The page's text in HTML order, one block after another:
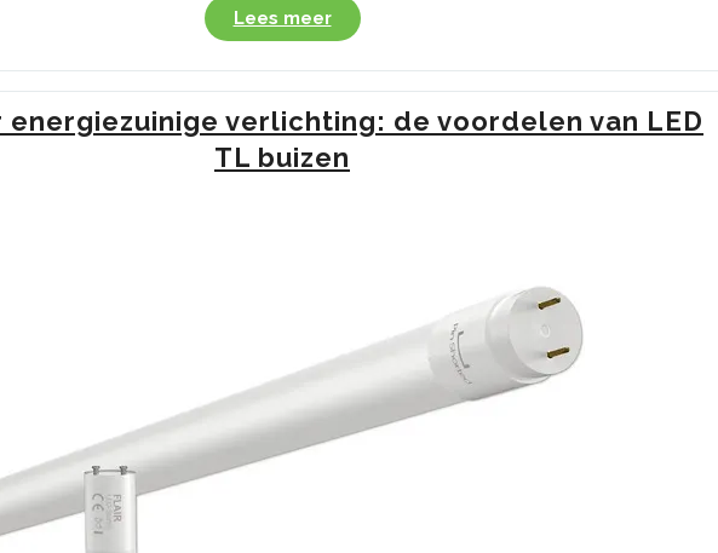
Lees meer“Alles
over
de
LED
TL
Buis
van
energiezuinige verlichting: de voordelen van LED
TL buizen